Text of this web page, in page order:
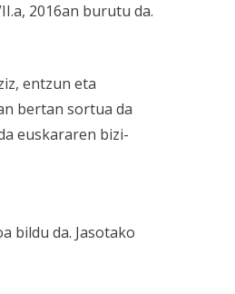
2016an burutu da.
entzun eta
bertan sortua da
euskararen bizi-
bildu da. Jasotako